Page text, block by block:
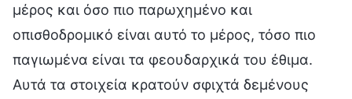
μέρος και όσο πιο παρωχημένο και
οπισθοδρομικό είναι αυτό το μέρος, τόσο πιο
παγιωμένα είναι τα φεουδαρχικά του έθιμα.
Αυτά τα στοιχεία κρατούν σφιχτά δεμένους